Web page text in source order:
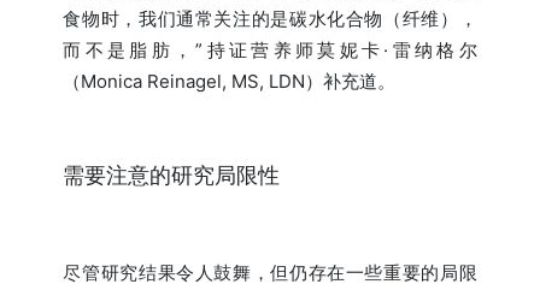
食物时，我们通常关注的是碳水化合物（纤维），
而不是脂肪，”持证营养师莫妮卡·雷纳格尔
（Monica Reinagel, MS, LDN）补充道。
需要注意的研究局限性
尽管研究结果令人鼓舞，但仍存在一些重要的局限